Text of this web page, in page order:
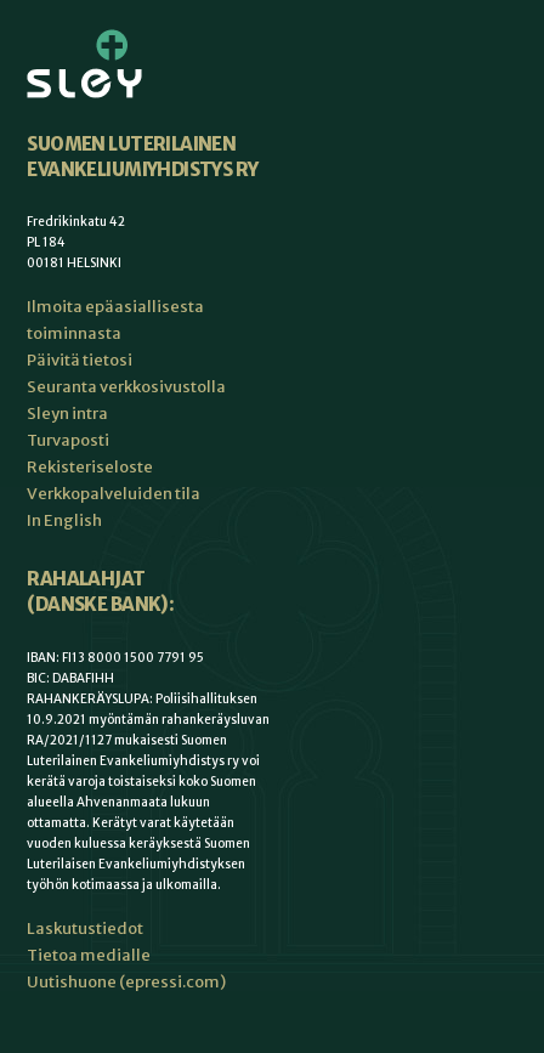
SUOMEN LUTERILAINEN
EVANKELIUMIYHDISTYS RY
Fredrikinkatu 42
PL 184
00181 HELSINKI
Ilmoita epäasiallisesta
toiminnasta
Päivitä tietosi
Seuranta verkkosivustolla
Sleyn intra
Turvaposti
Rekisteriseloste
Verkkopalveluiden tila
In English
RAHALAHJAT
(DANSKE BANK):
IBAN: FI13 8000 1500 7791 95
BIC: DABAFIHH
RAHANKERÄYSLUPA: Poliisihallituksen
10.9.2021 myöntämän rahankeräysluvan
RA/2021/1127 mukaisesti Suomen
Luterilainen Evankeliumiyhdistys ry voi
kerätä varoja toistaiseksi koko Suomen
alueella Ahvenanmaata lukuun
ottamatta. Kerätyt varat käytetään
vuoden kuluessa keräyksestä Suomen
Luterilaisen Evankeliumiyhdistyksen
työhön kotimaassa ja ulkomailla.
Laskutustiedot
Tietoa medialle
Uutishuone (epressi.com)